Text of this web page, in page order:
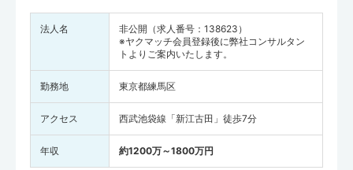
法人名
非公開（求人番号：138623）
※ヤクマッチ会員登録後に弊社コンサルタン
トよりご案内いたします。
勤務地 東京都練馬区
アクセス 西武池袋線「新江古田」徒歩7分
年収 約1200万～1800万円